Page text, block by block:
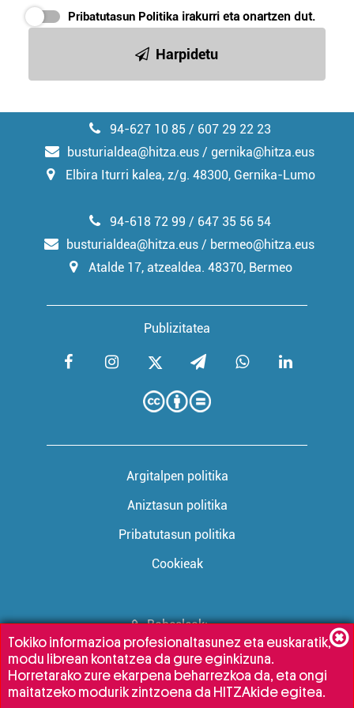
erabiltzeko baimen esplizitua ematen diguzu.
irakurri
Pribatutasun Politika irakurri eta onartzen dut.
Harpidetu
94-627 10 85 / 607 29 22 23
busturialdea@hitza.eus / gernika@hitza.eus
Elbira Iturri kalea, z/g. 48300, Gernika-Lumo
Publizitatea
94-618 72 99 / 647 35 56 54
busturialdea@hitza.eus / bermeo@hitza.eus
Atalde 17, atzealdea. 48370, Bermeo
Argitalpen politika
Aniztasun politika
Pribatutasun politika
Cookieak
Babesleak:
Tokiko informazioa profesionaltasunez eta euskaratik,
modu librean kontatzea da gure eginkizuna.
Horretarako zure ekarpena beharrezkoa da, eta ongi
maitatzeko modurik zintzoena da HITZAkide egitea.